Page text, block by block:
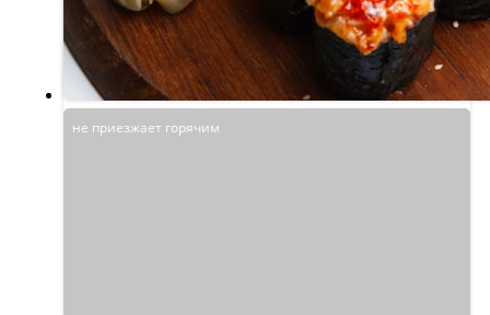
не приезжает горячим